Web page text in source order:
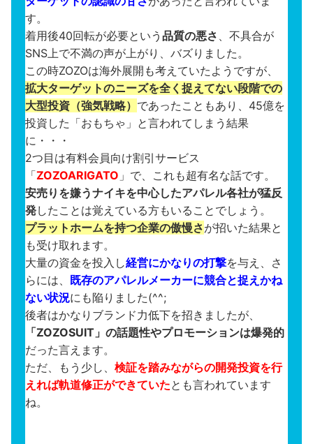
す。
着用後40回転が必要という 品質の悪さ 、不具合が
SNS上で不満の声が上がり、バズりました。
この時ZOZOは海外展開も考えていたようですが、
拡大ターゲットのニーズを全く捉えてない段階での
大型投資（強気戦略） であったこともあり、45億を
投資した「おもちゃ」と言われてしまう結果
に・・・
2つ目は有料会員向け割引サービス
「ZOZOARIGATO 」で、これも超有名な話です。
安売りを嫌うナイキを中心したアパレル各社が猛反
発したことは覚えている方もいることでしょう。
プラットホームを持つ企業の傲慢さが招いた結果と
も受け取れます。
大量の資金を投入し経営にかなりの打撃を与え、さ
らには、 既存のアパレルメーカーに競合と捉えかね
ない状況にも陥りました(^^;
後者はかなりブランド力低下を招きましたが、
「ZOZOSUIT」の話題性やプロモーションは爆発的
だった言えます。
ただ、もう少し、 検証を踏みながらの開発投資を行
えれば軌道修正ができていたとも言われています
ね。